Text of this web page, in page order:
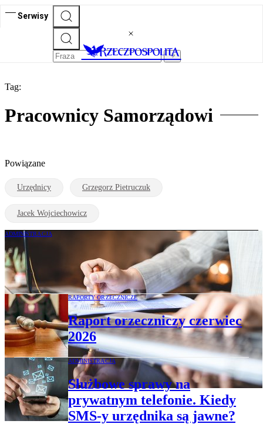
Serwisy
Tag:
Pracownicy Samorządowi
Powiązane
Urzędnicy Grzegorz Pietruczuk
Jacek Wojciechowicz
ADMINISTRACJA
Urzędnicy wyższej instancji nie mogą
unikać modelowego orzekania
RAPORTY ORZECZNICZE
Raport orzeczniczy czerwiec
2026
ADMINISTRACJA
Służbowe sprawy na
prywatnym telefonie. Kiedy
SMS-y urzędnika są jawne?